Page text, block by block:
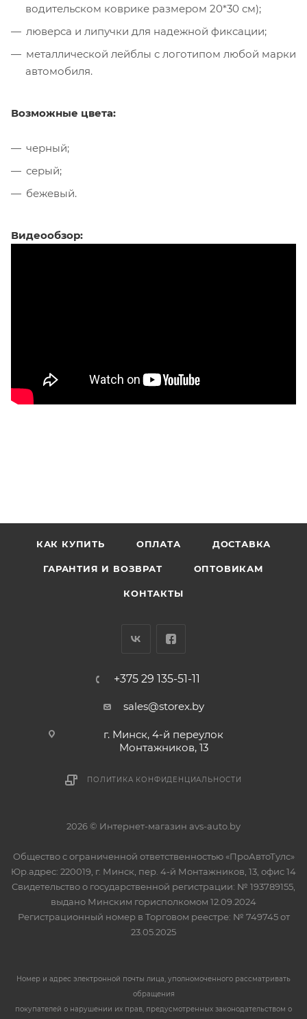
водительском коврике размером 20*30 см);
люверса и липучки для надежной фиксации;
металлической лейблы с логотипом любой марки
автомобиля.
Возможные цвета:
черный;
серый;
бежевый.
Видеообзор:
КАК КУПИТЬ ОПЛАТА ДОСТАВКА
ГАРАНТИЯ И ВОЗВРАТ ОПТОВИКАМ
КОНТАКТЫ
+375 29 135-51-11
sales@storex.by
г. Минск, 4-й переулок
Монтажников, 13
ПОЛИТИКА КОНФИДЕНЦИАЛЬНОСТИ
2026 © Интернет-магазин avs-auto.by
Общество с ограниченной ответственностью «ПроАвтоТулс»
Юр.адрес: 220019, г. Минск, пер. 4-й Монтажников, 13, офис 14
Свидетельство о государственной регистрации: № 193789155,
выдано Минским горисполкомом 12.09.2024
Регистрационный номер в Торговом реестре: № 749745 от
23.05.2025
Номер и адрес электронной почты лица, уполномоченного рассматривать
обращения
покупателей о нарушении их прав, предусмотренных законодательством о